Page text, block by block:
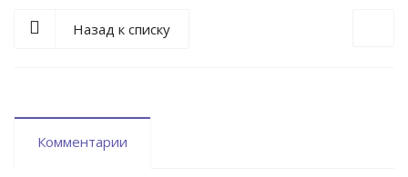
Назад к списку
Комментарии